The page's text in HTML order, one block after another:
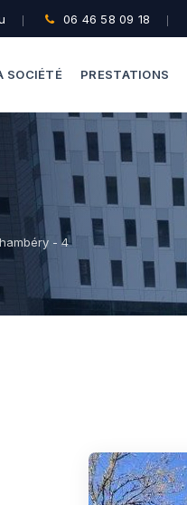
06 46 58 09 18
SOCIÉTÉ PRESTATIONS
Dépannage
Vitrine Magasin
Expertise Bris De
Recherche De
- 4